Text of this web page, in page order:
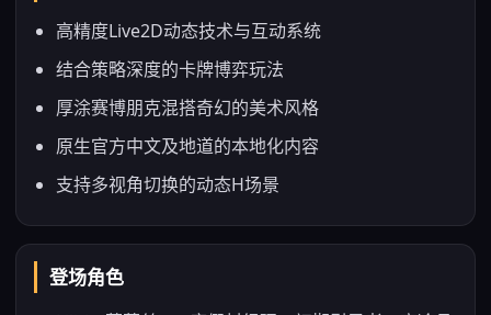
高精度Live2D动态技术与互动系统
结合策略深度的卡牌博弈玩法
厚涂赛博朋克混搭奇幻的美术风格
原生官方中文及地道的本地化内容
支持多视角切换的动态H场景
登场角色